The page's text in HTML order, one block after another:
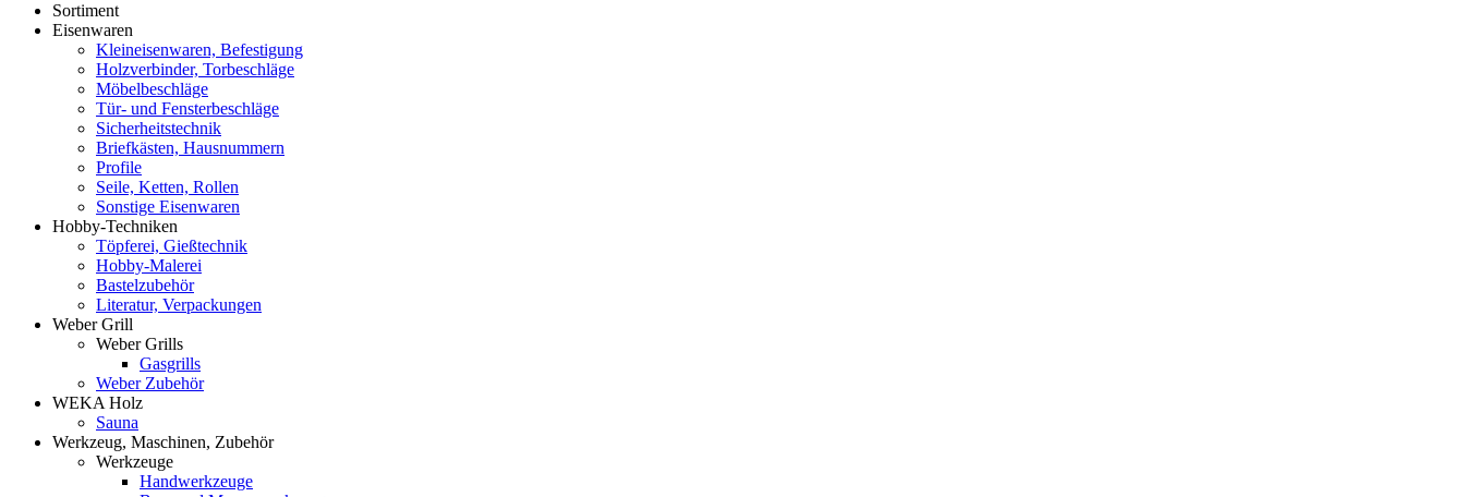
Sortiment
Eisenwaren
Kleineisenwaren, Befestigung
Holzverbinder, Torbeschläge
Möbelbeschläge
Tür- und Fensterbeschläge
Sicherheitstechnik
Briefkästen, Hausnummern
Profile
Seile, Ketten, Rollen
Sonstige Eisenwaren
Hobby-Techniken
Töpferei, Gießtechnik
Hobby-Malerei
Bastelzubehör
Literatur, Verpackungen
Weber Grill
Weber Grills
Gasgrills
Weber Zubehör
WEKA Holz
Sauna
Werkzeug, Maschinen, Zubehör
Werkzeuge
Handwerkzeuge